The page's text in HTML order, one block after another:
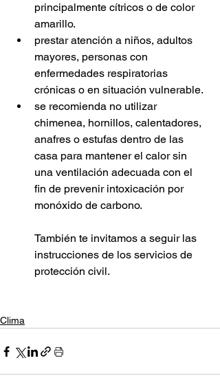
principalmente cítricos o de color
amarillo.
prestar atención a niños, adultos
mayores, personas con
enfermedades respiratorias
crónicas o en situación vulnerable.
se recomienda no utilizar
chimenea, hornillos, calentadores,
anafres o estufas dentro de las
casa para mantener el calor sin
una ventilación adecuada con el
fin de prevenir intoxicación por
monóxido de carbono.
También te invitamos a seguir las
instrucciones de los servicios de
protección civil.
Clima